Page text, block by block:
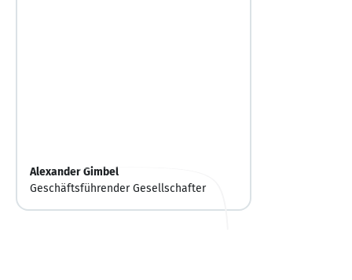
Alexander Gimbel
Geschäftsführender Gesellschafter